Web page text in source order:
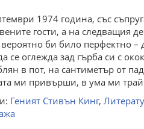
1974 година, със
гости, а на следващия
би било перфектно
се оглежда зад гърба си с
в пот, на сантиметър от
ми привърши, в ума ми
Геният Стивън Кинг,